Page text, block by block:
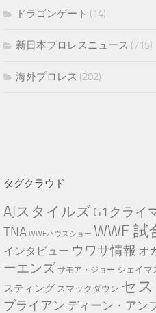
ドラゴンゲート (14)
新日本プロレスニュース (715)
海外プロレス (202)
タグクラウド
AJスタイルズ G1クライ
TNA WWEハウスショー WWE 試
インタビュー ウワサ情報 オ
ーエンズ サモア・ジョー シェイマ
スティング スマックダウン セ
ブライアン ディーン・アン